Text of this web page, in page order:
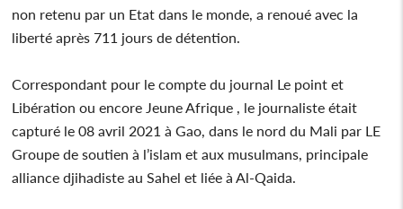
non retenu par un Etat dans le monde, a renoué avec la
liberté après 711 jours de détention.
Correspondant pour le compte du journal Le point et
Libération ou encore Jeune Afrique , le journaliste était
capturé le 08 avril 2021 à Gao, dans le nord du Mali par LE
Groupe de soutien à l’islam et aux musulmans, principale
alliance djihadiste au Sahel et liée à Al-Qaida.